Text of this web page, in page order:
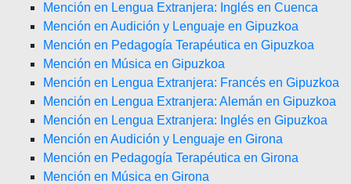
Mención en Lengua Extranjera: Inglés en Cuenca
Mención en Audición y Lenguaje en Gipuzkoa
Mención en Pedagogía Terapéutica en Gipuzkoa
Mención en Música en Gipuzkoa
Mención en Lengua Extranjera: Francés en Gipuzkoa
Mención en Lengua Extranjera: Alemán en Gipuzkoa
Mención en Lengua Extranjera: Inglés en Gipuzkoa
Mención en Audición y Lenguaje en Girona
Mención en Pedagogía Terapéutica en Girona
Mención en Música en Girona